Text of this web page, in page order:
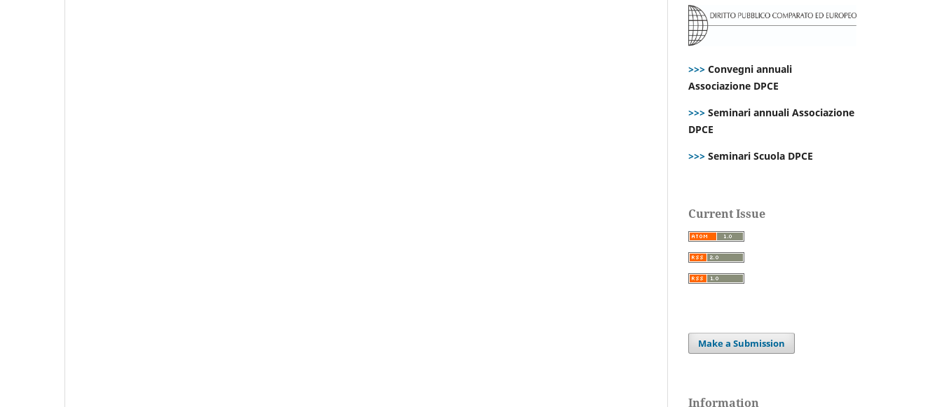
>>> Convegni annuali
Associazione DPCE
>>> Seminari annuali Associazione
DPCE
>>> Seminari Scuola DPCE
Current Issue
Make a Submission
Information